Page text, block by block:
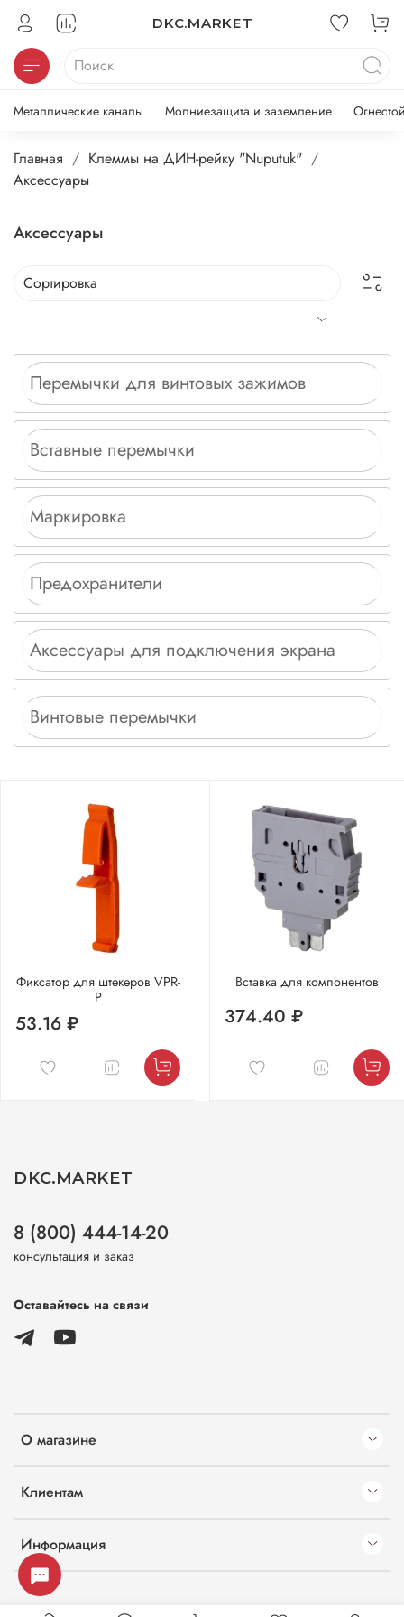
DKC.MARKET
Металлические каналы Молниезащита и заземление
Главная
Клеммы на ДИН-рейку "Nuputuk"
Аксессуары
Аксессуары
Перемычки для винтовых зажимов
Вставные перемычки
Маркировка
Предохранители
Аксессуары для подключения экрана
Винтовые перемычки
Фиксатор для штекеров VPR-
P
53.16 ₽
Вставка для компонентов
374.40 ₽
О магазине
Клиентам
Информация
DKC.MARKET
8 (800) 444-14-20
консультация и заказ
Оставайтесь на связи